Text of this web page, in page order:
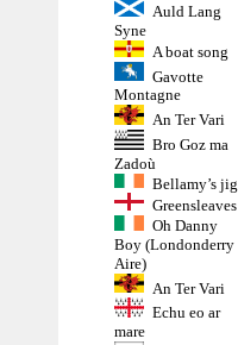
Auld Lang
Syne
A boat song
Gavotte
Montagne
An Ter Vari
Bro Goz ma
Zadoù
Bellamy’s jig
Greensleaves
Oh Danny
Boy (Londonderry
Aire)
An Ter Vari
Echu eo ar
mare